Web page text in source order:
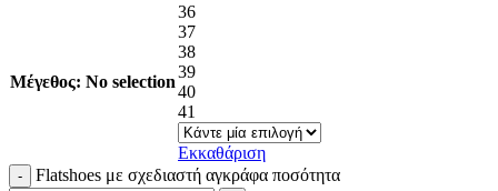
Μέγεθος: No selection
36
37
38
39
40
41
Εκκαθάριση
Flatshoes με σχεδιαστή αγκράφα ποσότητα